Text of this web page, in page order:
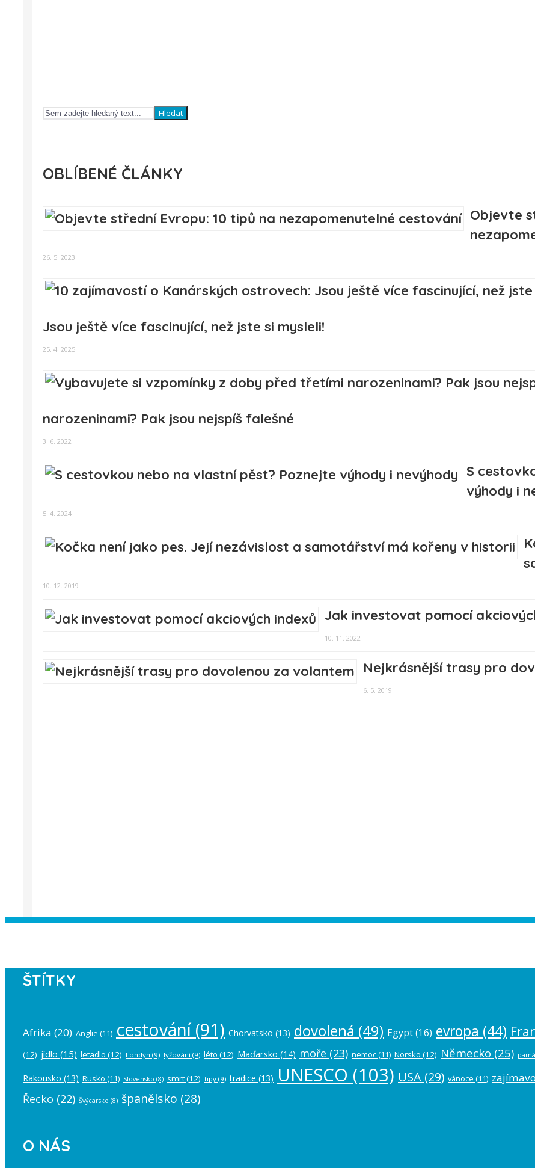
Hledat
OBLÍBENÉ ČLÁNKY
Objevte
26. 5. 2023
Jsou ještě více fascinující, než jste si mysleli!
25. 4. 2025
narozeninami? Pak jsou nejspíš falešné
3. 6. 2022
S
výhody i
5. 4. 2024
10. 12. 2019
Jak investovat pomocí
10. 11. 2022
Nejkrásnější trasy pro
6. 5. 2019
ŠTÍTKY
Afrika (20) Anglie (11) cestování(91) Chorvatsko (13) dovolená (49) Egypt(16) evropa (44)
(12) jídlo (15) letadlo (12) Londýn (9) lyžování (9) léto (12) Maďarsko (14) moře (23) nemoc(11) Norsko (12) Německo (25)
Rakousko (13) Rusko (11) Slovensko (8) smrt(12) tipy (9) tradice (13) UNESCO (103) USA (29) vánoce (11)
Řecko (22) Švýcarsko (8) španělsko (28)
O NÁS